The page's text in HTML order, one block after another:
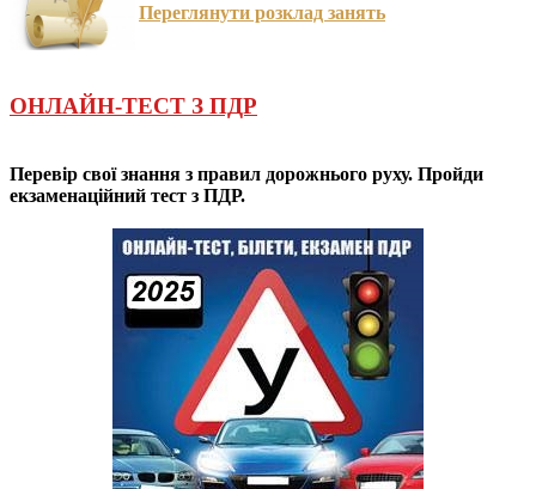
Переглянути розклад занять
ОНЛАЙН-ТЕСТ З ПДР
Перевір свої знання з правил дорожнього руху. Пройди
екзаменаційний тест з ПДР.